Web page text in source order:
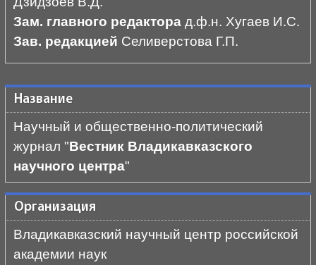
Зам. главного редакторад.ф.н. Хугаев И.С.
Зав. редакцией Селиверстова Г.П.
Название
Научный и общественно-политический
журнал "Вестник Владикавказского
научного центра"
Организация
Владикавказский научный центр российской
академии наук